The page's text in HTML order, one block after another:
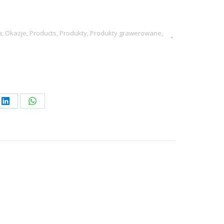
, Okazje, Products, Produkty, Produkty grawerowane,
Share
LinkedIn
Share
WhatsApp